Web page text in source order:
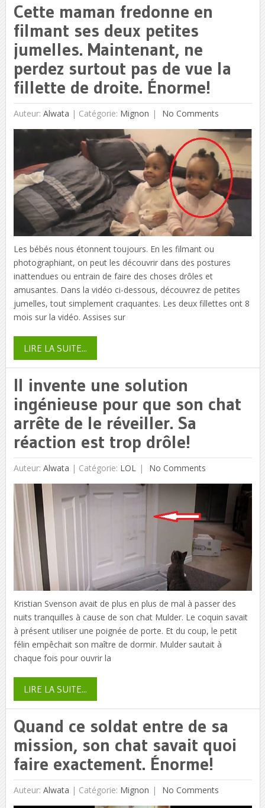
Cette maman fredonne en
filmant ses deux petites
jumelles. Maintenant, ne
perdez surtout pas de vue la
fillette de droite. Énorme!
Auteur: Alwata | Catégorie: Mignon No Comments
Les bébés nous étonnent toujours. En les filmant ou
photographiant, on peut les découvrir dans des postures
inattendues ou entrain de faire des choses drôles et
amusantes. Dans la vidéo ci-dessous, découvrez de petites
jumelles, tout simplement craquantes. Les deux fillettes ont 8
mois sur la vidéo. Assises sur
LIRE LA SUITE...
Il invente une solution
ingénieuse pour que son chat
arrête de le réveiller. Sa
réaction est trop drôle!
Auteur: Alwata | Catégorie: LOL No Comments
Kristian Svenson avait de plus en plus de mal à passer des
nuits tranquilles à cause de son chat Mulder. Le coquin savait
à présent utiliser une poignée de porte. Et du coup, le petit
félin empêchait son maître de dormir. Mulder sautait à
chaque fois pour ouvrir la
LIRE LA SUITE...
Quand ce soldat entre de sa
mission, son chat savait quoi
faire exactement. Énorme!
Auteur: Alwata | Catégorie: Mignon No Comments